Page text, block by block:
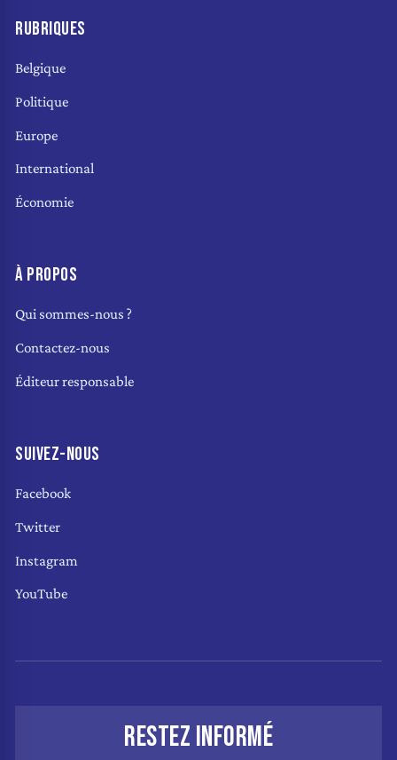
RUBRIQUES
Belgique
Politique
Europe
International
Économie
À PROPOS
Qui sommes-nous ?
Contactez-nous
Éditeur responsable
SUIVEZ-NOUS
Facebook
Twitter
Instagram
YouTube
RESTEZ INFORMÉ